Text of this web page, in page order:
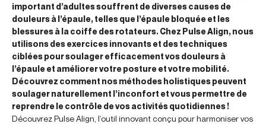
important d’adultes souffrent de diverses causes de
douleurs à l’épaule, telles que l’épaule bloquée et les
blessures à la coiffe des rotateurs. Chez Pulse Align, nous
utilisons des exercices innovants et des techniques
ciblées pour soulager efficacement vos douleurs à
l’épaule et améliorer votre posture et votre mobilité.
Découvrez comment nos méthodes holistiques peuvent
soulager naturellement l’inconfort et vous permettre de
reprendre le contrôle de vos activités quotidiennes !
Découvrez Pulse Align, l’outil innovant conçu pour harmoniser vos